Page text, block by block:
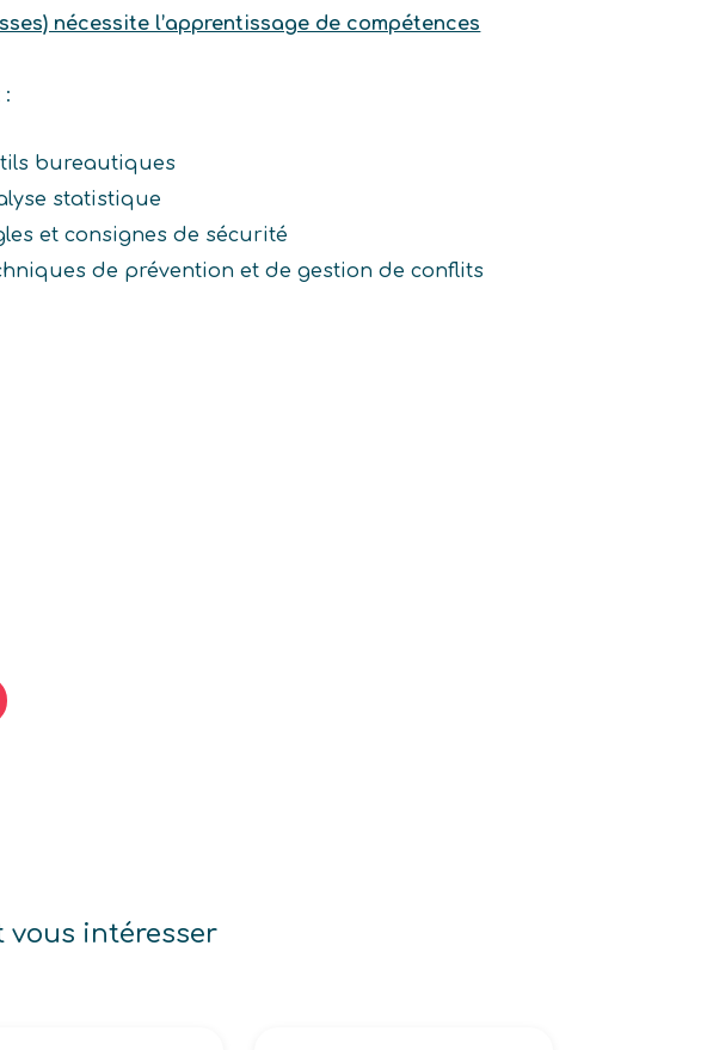
nécessite l’apprentissage de compétences
bureautiques
statistique
et consignes de sécurité
de prévention et de gestion de conflits
vous intéresser